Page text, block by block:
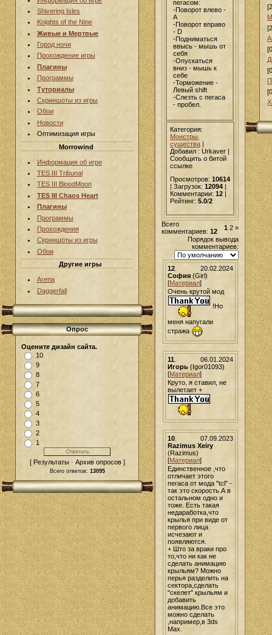
Shivering Isles
Knights of the Nine
Живые и Мертвые
Город ночи
Прохождение игры
Плагины
Программы
Туториалы
Скриншоты из игры
Обои
Новости
Оптимизация игры
Morrowind
Информация об игре
TES III Tribunal
TES III BloodMoon
TES III Chaos Heart
Плагины
Программы
Прохождения
Скриншоты из игры
Обои
Другие игры
Arena
Daggerfall
Опрос
Оцените дизайн сайта.
10
9
8
7
6
5
4
3
2
1
[ Результаты · Архив опросов ]
Всего ответов: 13095
пегасом:
-Поворот влево -
A
-Поворот вправо
- D
-Подниматься
ввысь - мышь от
себя
-Опускаться
вниз - мышь к
себе
-Торможение -
Левый shift
-Слезть с пегаса
- пробел.
Категория:
Монстры,
существа |
Добавил : Urkaver |
Сообщить о битой
ссылке
Просмотров: 10614
| Загрузок: 12094
Комментарии: 12
Рейтинг: 5.0/2
Всего
комментариев: 12 1 2 »
Порядок вывода
комментариев:
20.02.2024
12.
София(Girl)
[Материал]
Очень крутой мод
!Но
меня напугали
стража
06.01.2024
11
Игорь(Igor01093)
[Материал]
Круто, я ставил, не
вылетает +
07.09.2023
10.
Razimus Xeiry
(Razimus)
[Материал]
Единственное ,что
отличает этого
пегаса от мода "tcl" -
так это скорость.А в
остальном одно и
тоже. Есть такая
недаработка,что
крылья при виде от
первого лица
исчезают и
появляются.
+ Што за враки про
то,что ни как не
сделать анимацию
крыльям? Можно
перья разделить на
сектора,сделать
"скелет" крыльям и
добавить
анимацию.Все это
можно сделать
,например,в 3ds
Max.